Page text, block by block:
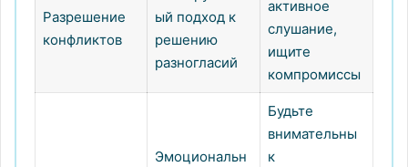
Разрешение
конфликтов
ый подход к
решению
разногласий
активное
слушание,
ищите
компромиссы
Эмоциональн
Будьте
внимательны
к